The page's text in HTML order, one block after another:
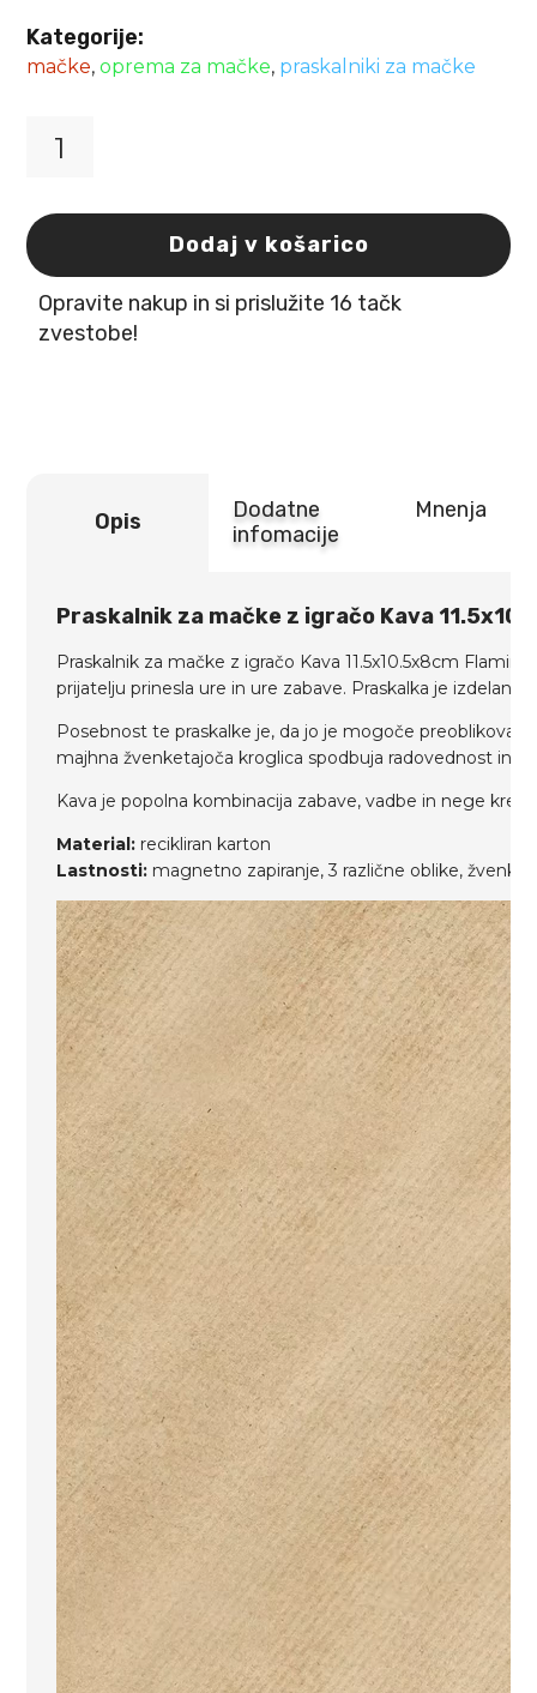
Kategorije:
mačke,oprema za mačke, praskalniki za mačke
mačke
z
igračo
Kava
11.5x10.5x8cm
Flamingo
Dodaj v košarico
Opravite nakup in si prislužite 16 tačk
zvestobe!
Opis
Dodatne
infomacije
Mnenja
Praskalnik za mačke z igračo Kava
Praskalnik za mačke z igračo Kava 11.5x10.5x8cm
prijatelju prinesla ure in ure zabave. Praskalka je
Posebnost te praskalke je, da jo je mogoče
majhna žvenketajoča kroglica spodbuja radovednost in
Kava je popolna kombinacija zabave, vadbe in nege
Material: recikliran karton
Lastnosti: magnetno zapiranje, 3 različne oblike,
Predvajalnik
videa